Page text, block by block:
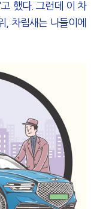
했다. 그런데 이 차
, 차림새는 나들이에